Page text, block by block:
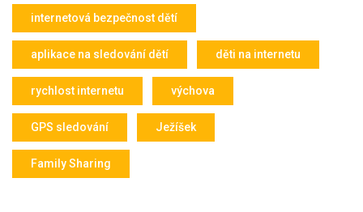
internetová bezpečnost dětí
aplikace na sledování dětí děti na internetu
rychlost internetu výchova
GPS sledování Ježíšek
Family Sharing